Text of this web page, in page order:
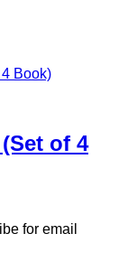
of 4
for email